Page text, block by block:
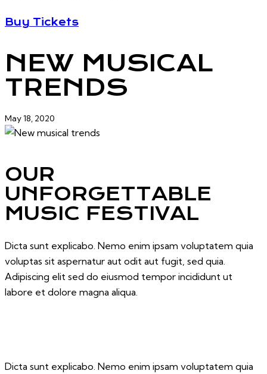
Buy Tickets
NEW MUSICAL
TRENDS
May 18, 2020
OUR
UNFORGETTABLE
MUSIC FESTIVAL
Dicta sunt explicabo. Nemo enim ipsam voluptatem quia
voluptas sit aspernatur aut odit aut fugit, sed quia.
Adipiscing elit sed do eiusmod tempor incididunt ut
labore et dolore magna aliqua.
Dicta sunt explicabo. Nemo enim ipsam voluptatem quia